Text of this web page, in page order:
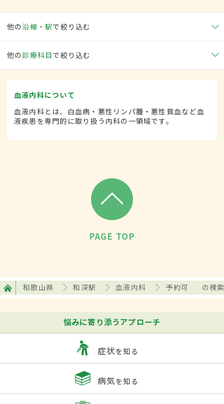
他の沿線・駅で絞り込む
他の 診療科目で絞り込む
血液内科について
血液内科とは、白血病・悪性リンパ腫・悪性貧血など血
液疾患を専門的に取り扱う内科の一領域です。
PAGE TOP
和歌山県 和深駅 血液内科 予約可 の検
悩みに寄り添うアプローチ
症状を知る
病気を知る